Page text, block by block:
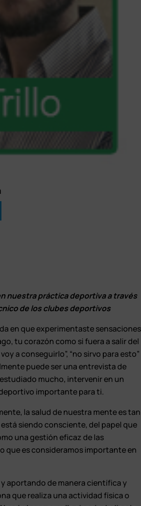
nuestra práctica deportiva a través
de los clubes deportivos
en que experimentaste sensaciones
tu corazón como si fuera a salir del
a conseguirlo”, “no sirvo para esto”
puede ser una entrevista de
mucho, intervenir en un
importante para ti.
la salud de nuestra mente es tan
siendo consciente, del papel que
una gestión eficaz de las
que es consideramos importante en
aportando de manera científica y
que realiza una actividad física o